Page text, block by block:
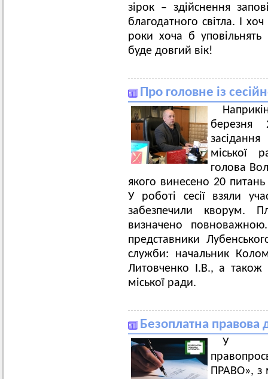
зірок – здійснення
благодатного світла. І
роки хоча б
буде довгий вік!
Про головне із
березня
міської
голова
якого винесено 20
У роботі сесії взяли
забезпечили кворум.
визначено повноважною.
представники
служби: начальник
Литовченко І.В., а також
міської ради.
Безоплатна правова
У
ПРАВО», з